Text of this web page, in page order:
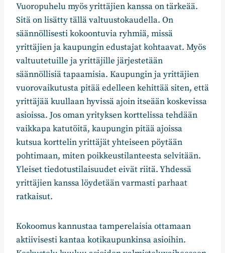
Vuoropuhelu myös yrittäjien kanssa on tärkeää.
Sitä on lisätty tällä valtuustokaudella. On
säännöllisesti kokoontuvia ryhmiä, missä
yrittäjien ja kaupungin edustajat kohtaavat. Myös
valtuutetuille ja yrittäjille järjestetään
säännöllisiä tapaamisia. Kaupungin ja yrittäjien
vuorovaikutusta pitää edelleen kehittää siten, että
yrittäjää kuullaan hyvissä ajoin itseään koskevissa
asioissa. Jos oman yrityksen korttelissa tehdään
vaikkapa katutöitä, kaupungin pitää ajoissa
kutsua korttelin yrittäjät yhteiseen pöytään
pohtimaan, miten poikkeustilanteesta selvitään.
Yleiset tiedotustilaisuudet eivät riitä. Yhdessä
yrittäjien kanssa löydetään varmasti parhaat
ratkaisut.
Kokoomus kannustaa tamperelaisia ottamaan
aktiivisesti kantaa kotikaupunkinsa asioihin.